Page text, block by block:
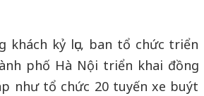
khách kỷ lục, ban tổ chức triển
phố Hà Nội triển khai đồng
như tổ chức 20 tuyến xe buýt